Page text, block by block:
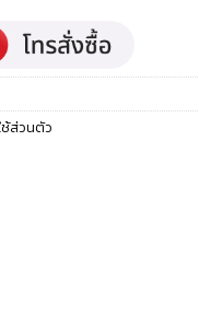
ส่วนตัว